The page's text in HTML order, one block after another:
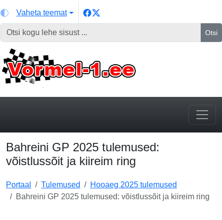
Vaheta teemat
Otsi
Bahreini GP 2025 tulemused:
võistlussõit ja kiireim ring
Portaal Tulemused
Hooaeg 2025 tulemused
Bahreini GP 2025 tulemused: võistlussõit ja kiireim ring